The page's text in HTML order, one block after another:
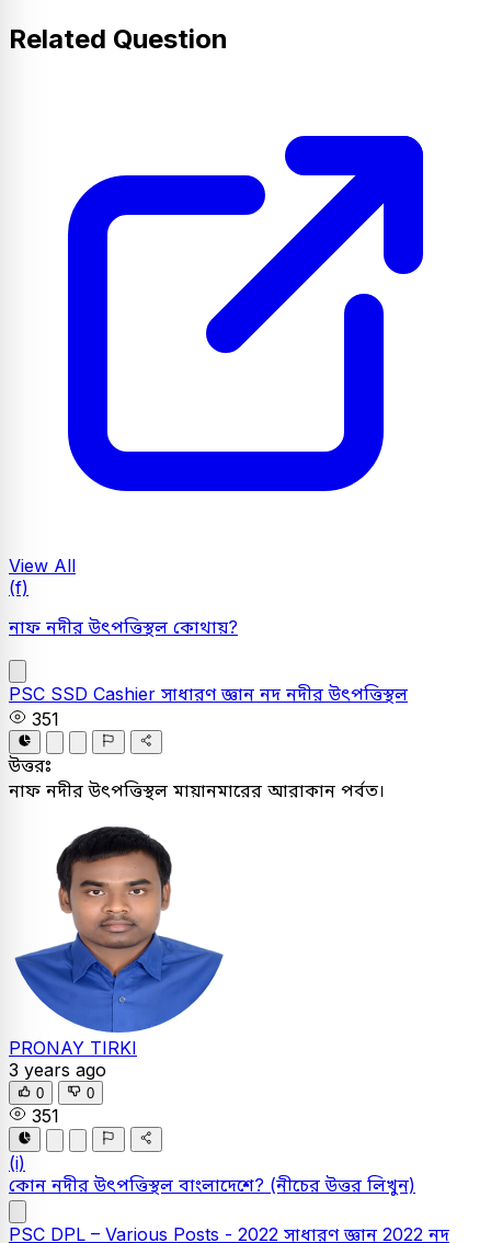
Related Question
View All
(f)
নাফ নদীর উৎপত্তিস্থল কোথায়?
PSC SSD Cashier সাধারণ জ্ঞান নদ নদীর উৎপত্তিস্থল
351
উত্তরঃ
নাফ নদীর উৎপত্তিস্থল মায়ানমারের আরাকান পর্বত।
PRONAY TIRKI
3 years ago
0 0
351
(i)
কোন নদীর উৎপত্তিস্থল বাংলাদেশে? (নীচের উত্তর লিখুন)
PSC DPL – Various Posts - 2022 সাধারণ জ্ঞান 2022 নদ